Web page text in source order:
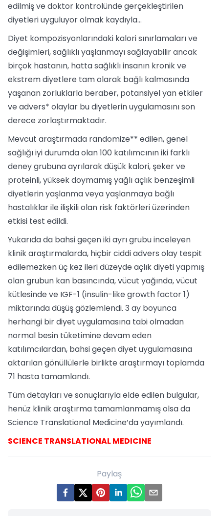
edilmiş ve doktor kontrolünde gerçekleştirilen
diyetleri uyguluyor olmak kaydıyla…
Diyet kompozisyonlarındaki kalori sınırlamaları ve
değişimleri, sağlıklı yaşlanmayı sağlayabilir ancak
birçok hastanın, hatta sağlıklı insanın kronik ve
ekstrem diyetlere tam olarak bağlı kalmasında
yaşanan zorluklarla beraber, potansiyel yan etkiler
ve advers* olaylar bu diyetlerin uygulamasını son
derece zorlaştırmaktadır.
Mevcut araştırmada randomize** edilen, genel
sağlığı iyi durumda olan 100 katılımcının iki farklı
deney grubuna ayrılarak düşük kalori, şeker ve
proteinli, yüksek doymamış yağlı açlık benzeşimli
diyetlerin yaşlanma veya yaşlanmaya bağlı
hastalıklar ile ilişkili olan risk faktörleri üzerinden
etkisi test edildi.
Yukarıda da bahsi geçen iki ayrı grubu inceleyen
klinik araştırmalarda, hiçbir ciddi advers olay tespit
edilemezken üç kez ileri düzeyde açlık diyeti yapmış
olan grubun kan basıncında, vücut yağında, vücut
kütlesinde ve IGF-1 (insulin-like growth factor 1)
miktarında düşüş gözlemlendi. 3 ay boyunca
herhangi bir diyet uygulamasına tabi olmadan
normal besin tüketimine devam eden
katılımcılardan, bahsi geçen diyet uygulamasına
aktarılan gönüllülerle birlikte araştırmayı toplamda
71 hasta tamamlandı.
Tüm detayları ve sonuçlarıyla elde edilen bulgular,
henüz klinik araştırma tamamlanmamış olsa da
Science Translational Medicine’da yayımlandı.
SCIENCE TRANSLATIONAL MEDICINE
Paylaş